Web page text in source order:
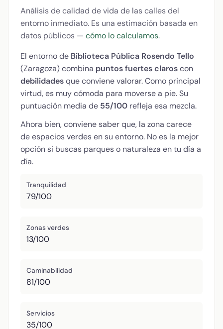
Análisis de calidad de vida de las calles del
entorno inmediato. Es una estimación basada en
datos públicos — cómo lo calculamos.
El entorno de Biblioteca Pública Rosendo Tello
(Zaragoza) combina puntos fuertes claroscon
debilidadesque conviene valorar. Como principal
virtud, es muy cómoda para moverse a pie. Su
puntuación media de 55/100 refleja esa mezcla.
Ahora bien, conviene saber que, la zona carece
de espacios verdes en su entorno. No es la mejor
opción si buscas parques o naturaleza en tu día a
día.
Tranquilidad
79/100
Zonas verdes
13/100
Caminabilidad
81/100
Servicios
35/100